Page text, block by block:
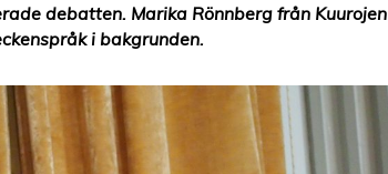
debatten. Marika Rönnberg från Kuurojen
i bakgrunden.